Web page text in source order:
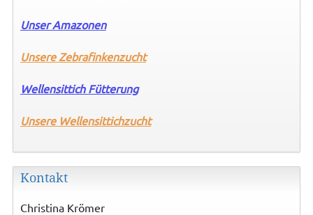
Unser Amazonen
Unsere Zebrafinkenzucht
Wellensittich Fütterung
Unsere Wellensittichzucht
Kontakt
Christina Krömer